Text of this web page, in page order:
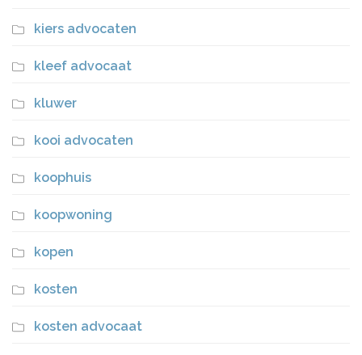
kiers advocaten
kleef advocaat
kluwer
kooi advocaten
koophuis
koopwoning
kopen
kosten
kosten advocaat